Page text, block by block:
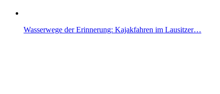
Wasserwege der Erinnerung: Kajakfahren im Lausitzer…